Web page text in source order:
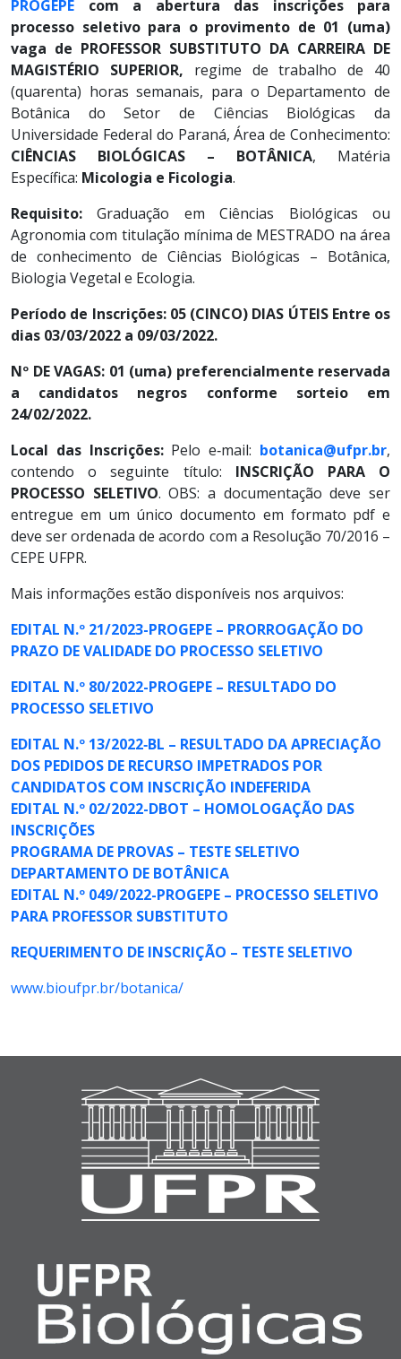
PROGEPE com a abertura das inscrições para
processo seletivo para o provimento de 01 (uma)
vaga de PROFESSOR SUBSTITUTO DA CARREIRA DE
MAGISTÉRIO SUPERIOR, regime de trabalho de 40
(quarenta) horas semanais, para o Departamento de
Botânica do Setor de Ciências Biológicas da
Universidade Federal do Paraná, Área de Conhecimento:
CIÊNCIAS BIOLÓGICAS – BOTÂNICA, Matéria
Específica: Micologia e Ficologia.
Requisito: Graduação em Ciências Biológicas ou
Agronomia com titulação mínima de MESTRADO na área
de conhecimento de Ciências Biológicas – Botânica,
Biologia Vegetal e Ecologia.
Período de Inscrições: 05 (CINCO) DIAS ÚTEIS Entre os
dias 03/03/2022 a 09/03/2022.
Nº DE VAGAS: 01 (uma) preferencialmente reservada
a candidatos negros conforme sorteio em
24/02/2022.
Local das Inscrições: Pelo e‐mail: botanica@ufpr.br,
contendo o seguinte título: INSCRIÇÃO PARA O
PROCESSO SELETIVO. OBS: a documentação deve ser
entregue em um único documento em formato pdf e
deve ser ordenada de acordo com a Resolução 70/2016 –
CEPE UFPR.
Mais informações estão disponíveis nos arquivos:
EDITAL N.º 21/2023-PROGEPE – PRORROGAÇÃO DO
PRAZO DE VALIDADE DO PROCESSO SELETIVO
EDITAL N.º 80/2022-PROGEPE – RESULTADO DO
PROCESSO SELETIVO
EDITAL N.º 13/2022‐BL – RESULTADO DA APRECIAÇÃO
DOS PEDIDOS DE RECURSO IMPETRADOS POR
CANDIDATOS COM INSCRIÇÃO INDEFERIDA
EDITAL N.º 02/2022-DBOT – HOMOLOGAÇÃO DAS
INSCRIÇÕES
PROGRAMA DE PROVAS – TESTE SELETIVO
DEPARTAMENTO DE BOTÂNICA
EDITAL N.º 049/2022-PROGEPE – PROCESSO SELETIVO
PARA PROFESSOR SUBSTITUTO
REQUERIMENTO DE INSCRIÇÃO – TESTE SELETIVO
www.bioufpr.br/botanica/